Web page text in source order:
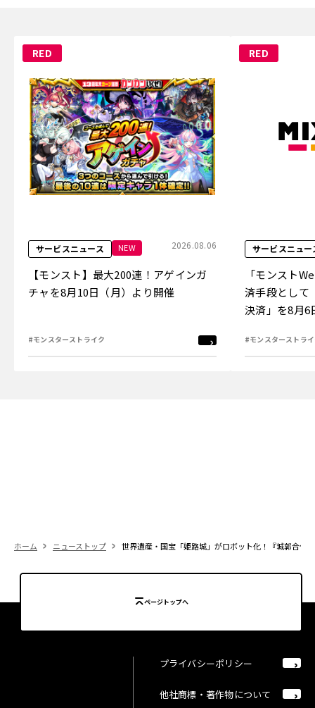
RED
サービスニュース NEW 2026.08.06
【モンスト】最大200連！アゲインガ
チャを8月10日（月）より開催
#モンスターストライク
RED
サービスニュー
「モンスト
済手段として
決済」を8月6
#モンスターストラ
ホーム ニューストップ 世界遺産・国宝「姫路城」がロボット化！『城郭合体
ページトップへ
プライバシーポリシー
他社商標・著作物について